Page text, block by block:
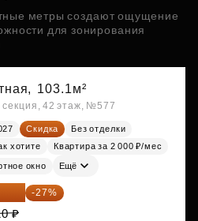
метры создают ощущение
для зонирования
103.1м²
секция, 42 этаж, №577
Скидка
Без отделки
хотите
Квартира за 2 000 ₽/мес
окно Ещё
₽ -27%
₽